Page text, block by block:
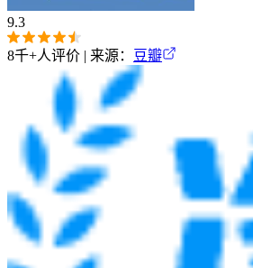
9.3
8千+人评价 | 来源： 豆瓣